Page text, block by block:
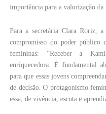
importância para a valorização da
Para a secretária Clara Roriz,
compromisso do poder público
femininas: “Receber a
enriquecedora. É fundamental
para que essas jovens
de decisão. O protagonismo
essa, de vivência, escuta e